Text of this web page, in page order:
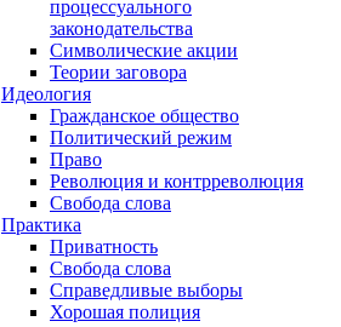
процессуального
законодательства
Символические акции
Теории заговора
Идеология
Гражданское общество
Политический режим
Право
Революция и контрреволюция
Свобода слова
Практика
Приватность
Свобода слова
Справедливые выборы
Хорошая полиция